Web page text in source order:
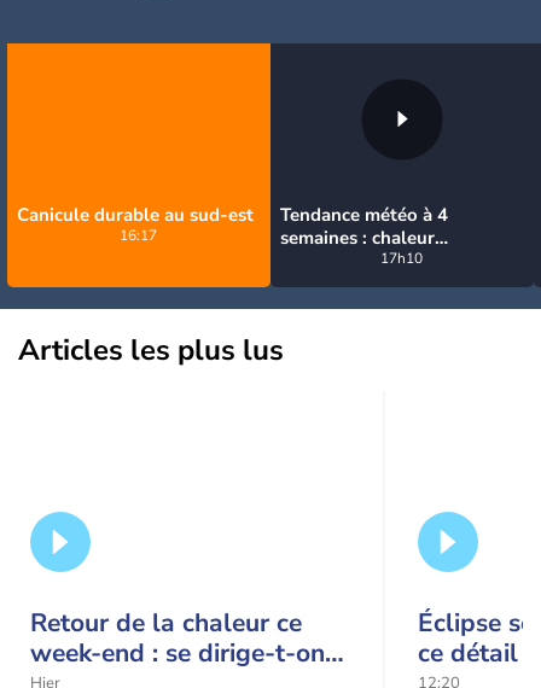
Canicule durable au sud-est
16:17
Tendance météo à 4
semaines : chaleur
prédominante jusqu'en
septembre
17h10
Articles les plus lus
Retour de la chaleur ce
week-end : se dirige-t-on
Hier
Éclipse
ce détail
12:20